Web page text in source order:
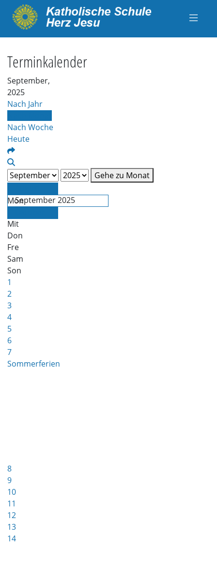
Terminkalender
September,
2025
Nach Jahr
Nach Woche
Heute
Gehe zu Monat
September 2025
Mon
Mit
Don
Fre
Sam
Son
1
2
3
4
5
6
7
Sommerferien
8
9
10
11
12
13
14